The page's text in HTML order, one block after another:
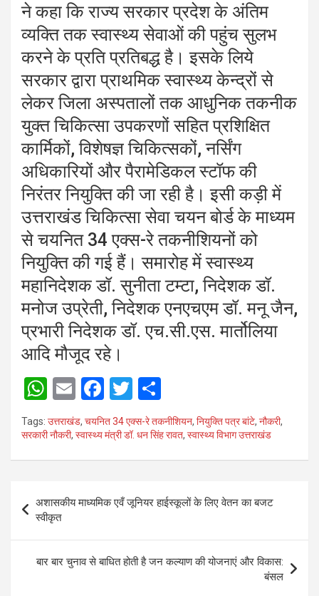
ने कहा कि राज्य सरकार प्रदेश के अंतिम
व्यक्ति तक स्वास्थ्य सेवाओं की पहुंच सुलभ
करने के प्रति प्रतिबद्ध है। इसके लिये
सरकार द्वारा प्राथमिक स्वास्थ्य केन्द्रों से
लेकर जिला अस्पतालों तक आधुनिक तकनीक
युक्त चिकित्सा उपकरणों सहित प्रशिक्षित
कार्मिकों, विशेषज्ञ चिकित्सकों, नर्सिंग
अधिकारियों और पैरामेडिकल स्टॉफ की
निरंतर नियुक्ति की जा रही है। इसी कड़ी में
उत्तराखंड चिकित्सा सेवा चयन बोर्ड के माध्यम
से चयनित 34 एक्स-रे तकनीशियनों को
नियुक्ति की गई हैं। समारोह में स्वास्थ्य
महानिदेशक डॉ. सुनीता टम्टा, निदेशक डॉ.
मनोज उप्रेती, निदेशक एनएचएम डॉ. मनू जैन,
प्रभारी निदेशक डॉ. एच.सी.एस. मार्तोलिया
आदि मौजूद रहे।
W
at
s
p
p
E
ail
F
a
ce
b
o
T
wi
tt
er
h
ar
e
Tags: उत्तराखंड, चयनित 34 एक्स-रे तकनीशियन, नियुक्ति पत्र बांटे, नौकरी,
सरकारी नौकरी, स्वास्थ्य मंत्री डॉ. धन सिंह रावत, स्वास्थ्य विभाग उत्तराखंड
navigation
अशासकीय माध्यमिक एवँ जूनियर हाईस्कूलों के लिए वेतन का बजट
स्वीकृत
बार बार चुनाव से बाधित होती है जन कल्याण की योजनाएं और विकास:
बंसल